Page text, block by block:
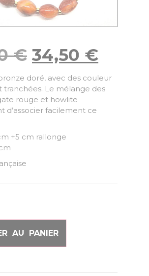
€ 34,50 €
doré, avec des couleur
tranchées. Le mélange des
rouge et howlite
d’associer facilement ce
cm +5 cm rallonge
AU PANIER